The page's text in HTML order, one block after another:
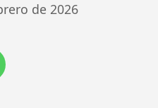
de 2026